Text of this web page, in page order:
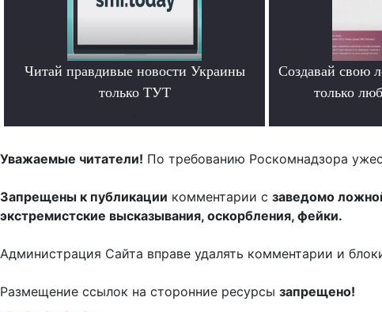
Читай правдивые новости Украины
только ТУТ
Создавай свою
только
Уважаемые читатели! По требованию Роскомнадзора
Запрещены к публикации комментарии с заведомо
экстремистские высказывания, оскорбления, фейки.
Администрация Сайта вправе удалять комментарии и
Размещение ссылок на сторонние ресурсы запрещено!